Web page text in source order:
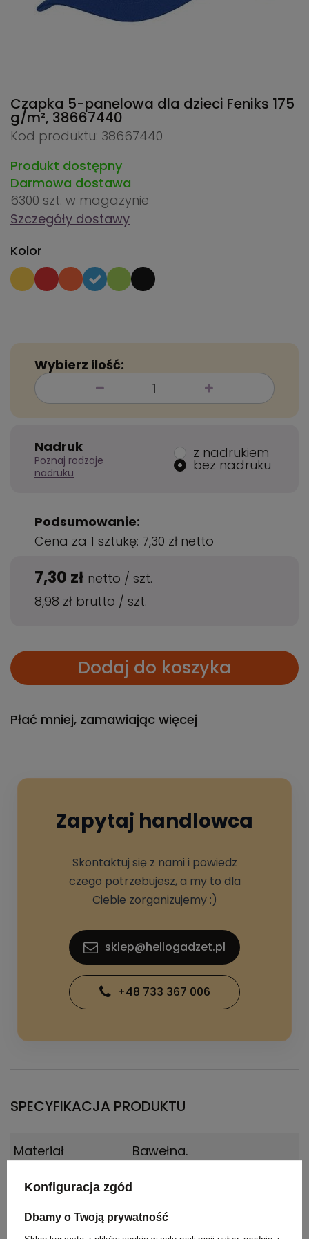
Czapka 5-panelowa dla dzieci Feniks 175
g/m², 38667440
Kod produktu: 38667440
Produkt dostępny
Darmowa dostawa
6300 szt. w magazynie
Szczegóły dostawy
Kolor
Wybierz ilość:
Nadruk
Poznaj rodzaje
nadruku
z nadrukiem
bez nadruku
Podsumowanie:
Cena za 1 sztukę: 7,30 zł netto
7,30 zł netto / szt.
8,98 zł brutto / szt.
Dodaj do koszyka
Płać mniej, zamawiając więcej
Zapytaj handlowca
Skontaktuj się z nami i powiedz
czego potrzebujesz, a my to dla
Ciebie zorganizujemy :)
sklep@hellogadzet.pl
+48 733 367 006
SPECYFIKACJA PRODUKTU
Materiał Bawełna.
Kraj
Konfiguracja zgód
Dbamy o Twoją prywatność